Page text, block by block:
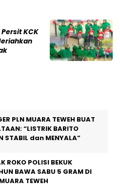
KCK
PLN MUARA TEWEH BUAT
“LISTRIK BARITO
STABIL dan MENYALA”
ROKO POLISI BEKUK
BAWA SABU 5 GRAM DI
TEWEH